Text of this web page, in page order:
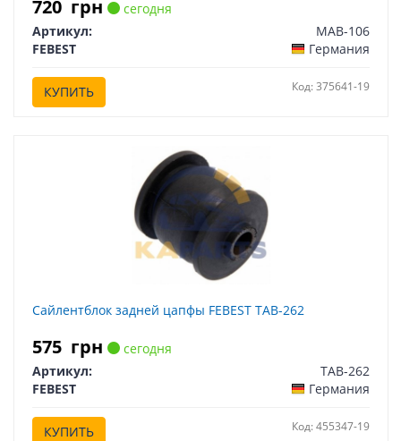
720 грн
сегодня
Артикул:
MAB-106
FEBEST
Германия
КУПИТЬ Код: 375641-19
Сайлентблок задней цапфы FEBEST TAB-262
575 грн
сегодня
Артикул:
TAB-262
FEBEST
Германия
КУПИТЬ Код: 455347-19